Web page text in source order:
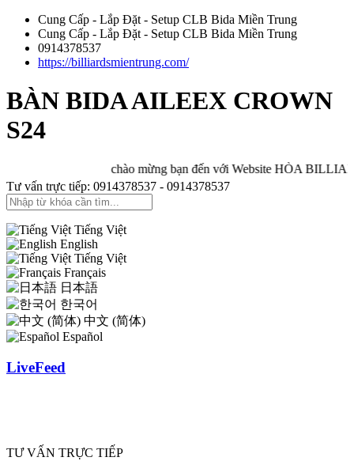
Cung Cấp - Lắp Đặt - Setup CLB Bida Miền Trung
Cung Cấp - Lắp Đặt - Setup CLB Bida Miền Trung
0914378537
https://billiardsmientrung.com/
BÀN BIDA AILEEX CROWN
S24
chào mừng bạn đến với Website HÒA BILLIARDS
Tư vấn trực tiếp: 0914378537 - 0914378537
Tiếng Việt
English
Tiếng Việt
Français
日本語
한국어
中文 (简体)
Español
LiveFeed
TƯ VẤN TRỰC TIẾP